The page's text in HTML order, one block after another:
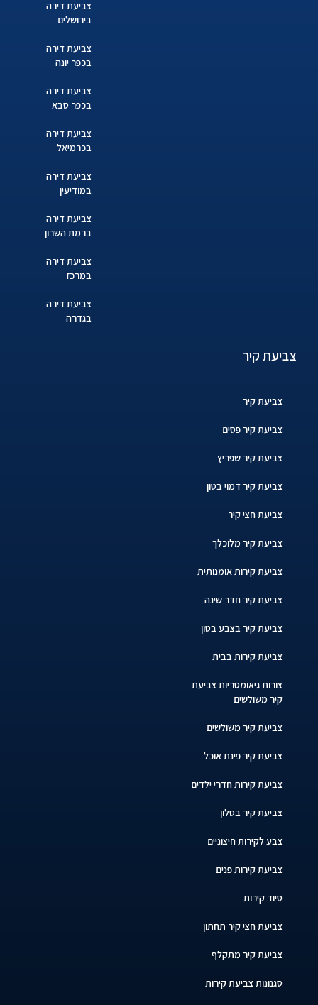
צביעת דירה
בירושלים
צביעת דירה
בכפר יונה
צביעת דירה
בכפר סבא
צביעת דירה
בכרמיאל
צביעת דירה
במודיעין
צביעת דירה
ברמת השרון
צביעת דירה
במרכז
צביעת דירה
בגדרה
צביעת קיר
צביעת קיר
צביעת קיר פסים
צביעת קיר שפריץ
צביעת קיר דמוי בטון
צביעת חצי קיר
צביעת קיר מלוכלך
צביעת קירות אומנותית
צביעת קיר חדר שינה
צביעת קיר בצבע בטון
צביעת קירות בבית
צורות גיאומטריות צביעת
קיר משולשים
צביעת קיר משולשים
צביעת קיר פינת אוכל
צביעת קירות חדרי ילדים
צביעת קיר בסלון
צבע לקירות חיצוניים
צביעת קירות פנים
סיוד קירות
צביעת חצי קיר תחתון
צביעת קיר מתקלף
סגנונות צביעת קירות